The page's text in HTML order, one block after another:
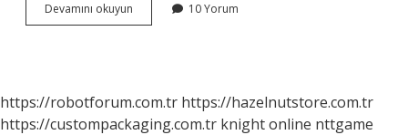
Devamını okuyun
Iptal
Zaman
Yatar
10 Yorum
https://robotforum.com.tr https://hazelnutstore.com.tr
https://custompackaging.com.tr knight online nttgame